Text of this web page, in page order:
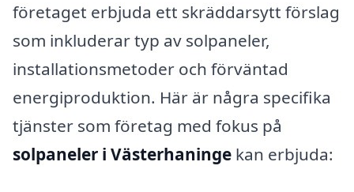
företaget erbjuda ett skräddarsytt förslag
som inkluderar typ av solpaneler,
installationsmetoder och förväntad
energiproduktion. Här är några specifika
tjänster som företag med fokus på
solpaneler i Västerhaninge kan erbjuda: